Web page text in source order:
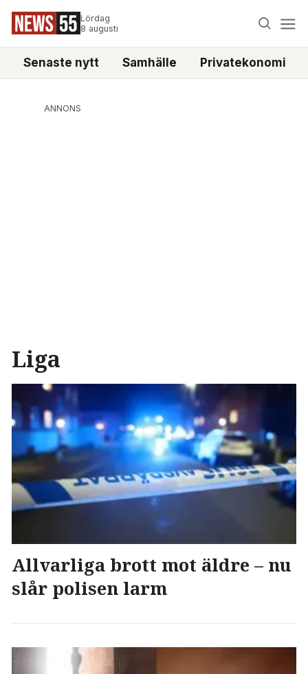
Lördag
8 augusti
Senaste nytt Samhälle Privatekonomi
ANNONS
Liga
Allvarliga brott mot äldre – nu
slår polisen larm